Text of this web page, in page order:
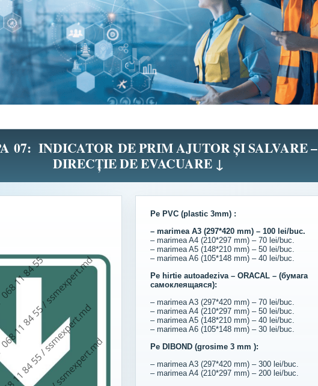
07: INDICATOR DE PRIM AJUTOR ȘI SALVARE –
DIRECȚIE DE EVACUARE ↓
Pe PVC (plastic 3mm) :
– marimea A3 (297*420 mm) – 100 lei/buc.
– marimea A4 (210*297 mm) – 70 lei/buc.
– marimea A5 (148*210 mm) – 50 lei/buc.
– marimea A6 (105*148 mm) – 40 lei/buc.
Pe hirtie autoadeziva – ORACAL – (бумага
самоклеящаяся):
– marimea A3 (297*420 mm) – 70 lei/buc.
– marimea A4 (210*297 mm) – 50 lei/buc.
– marimea A5 (148*210 mm) – 40 lei/buc.
– marimea A6 (105*148 mm) – 30 lei/buc.
Pe DIBOND (grosime 3 mm ):
– marimea A3 (297*420 mm) – 300 lei/buc.
– marimea A4 (210*297 mm) – 200 lei/buc.